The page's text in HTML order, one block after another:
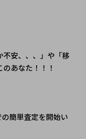
不安、、、」や「移
あなた！！！
簡単査定を開始い